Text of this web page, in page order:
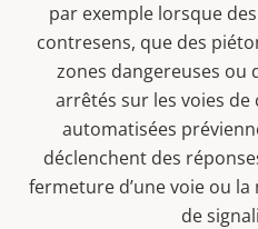
par exemple lorsque
contresens, que des
zones dangereuses ou
arrêtés sur les voies
automatisées
déclenchent des
fermeture d’une voie ou
de